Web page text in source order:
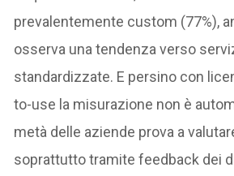
prevalentemente custom (77%),
osserva una tendenza verso
standardizzate. E persino con
to-use la misurazione non è
metà delle aziende prova a
soprattutto tramite feedback dei